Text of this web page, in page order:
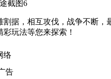
割据，相互攻伐，战争不断
玩法等您来探索！
络
告